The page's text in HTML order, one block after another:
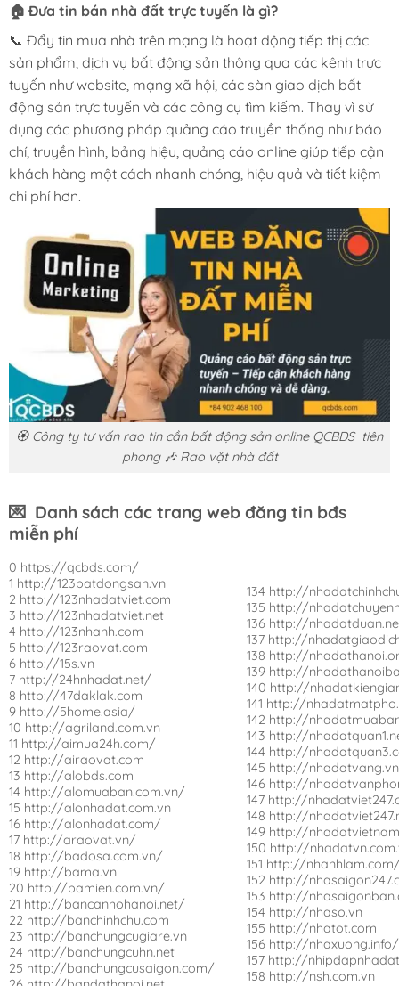
🏠 Đưa tin bán nhà đất trực tuyến là gì?
📞 Đẩy tin mua nhà trên mạng là hoạt động tiếp thị các
sản phẩm, dịch vụ bất động sản thông qua các kênh trực
tuyến như website, mạng xã hội, các sàn giao dịch bất
động sản trực tuyến và các công cụ tìm kiếm. Thay vì sử
dụng các phương pháp quảng cáo truyền thống như báo
chí, truyền hình, bảng hiệu, quảng cáo online giúp tiếp cận
khách hàng một cách nhanh chóng, hiệu quả và tiết kiệm
chi phí hơn.
🏵️ Công ty tư vấn rao tin cần bất động sản online QCBDS tiên
phong 🎶 Rao vặt nhà đất
💌 Danh sách các trang web đăng tin bđs
miễn phí
0 https://qcbds.com/
1 http://123batdongsan.vn
2 http://123nhadatviet.com
3 http://123nhadatviet.net
4 http://123nhanh.com
5 http://123raovat.com
6 http://15s.vn
7 http://24hnhadat.net/
8 http://47daklak.com
9 http://5home.asia/
10 http://agriland.com.vn
11 http://aimua24h.com/
12 http://airaovat.com
13 http://alobds.com
14 http://alomuaban.com.vn/
15 http://alonhadat.com.vn
16 http://alonhadat.com/
17 http://araovat.vn/
18 http://badosa.com.vn/
19 http://bama.vn
20 http://bamien.com.vn/
21 http://bancanhohanoi.net/
22 http://banchinhchu.com
23 http://banchungcugiare.vn
24 http://banchungcuhn.net
25 http://banchungcusaigon.com/
134 http://
135 http://
136 http://
137 http://
138 http://
139 http://
140 http://
141 http://
142 http://
143 http://
144 http://
145 http://nhadatvang.vn
146 http://
147 http://
148 http://
149 http://
150 http://
151 http://
152 http://
153 http://
154 http://nhaso.vn
155 http://nhatot.com
156 http://nhaxuong.info/
157 http://
158 http://nsh.com.vn